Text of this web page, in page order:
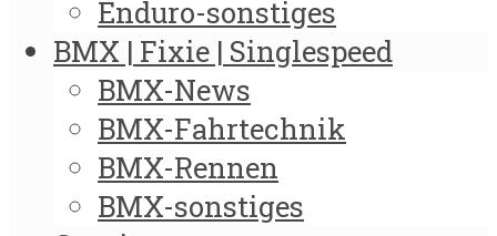
Enduro-sonstiges
BMX | Fixie | Singlespeed
BMX-News
BMX-Fahrtechnik
BMX-Rennen
BMX-sonstiges